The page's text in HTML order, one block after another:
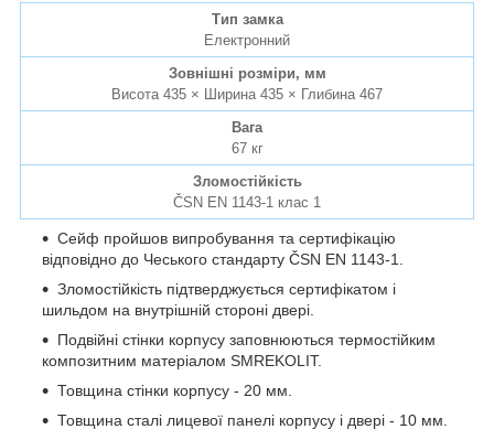
Тип замка
Електронний
Зовнішні розміри, мм
Висота 435 × Ширина 435 × Глибина 467
Вага
67 кг
Зломостійкість
ČSN EN 1143-1 клас 1
Сейф пройшов випробування та сертифікацію
відповідно до Чеського стандарту ČSN EN 1143-1.
Зломостійкість підтверджується сертифікатом і
шильдом на внутрішній стороні двері.
Подвійні стінки корпусу заповнюються термостійким
композитним матеріалом SMREKOLIT.
Товщина стінки корпусу - 20 мм.
Товщина сталі лицевої панелі корпусу і двері - 10 мм.